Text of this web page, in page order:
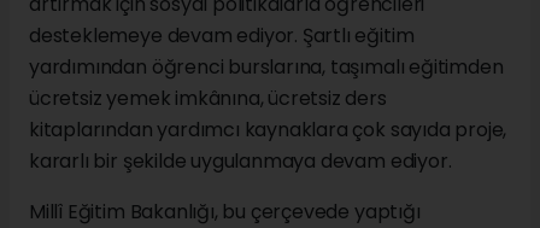
desteklemeye devam ediyor. Şartlı eğitim
yardımından öğrenci burslarına, taşımalı eğitimden
ücretsiz yemek imkânına, ücretsiz ders
kitaplarından yardımcı kaynaklara çok sayıda proje,
kararlı bir şekilde uygulanmaya devam ediyor.
Millî Eğitim Bakanlığı, bu çerçevede yaptığı